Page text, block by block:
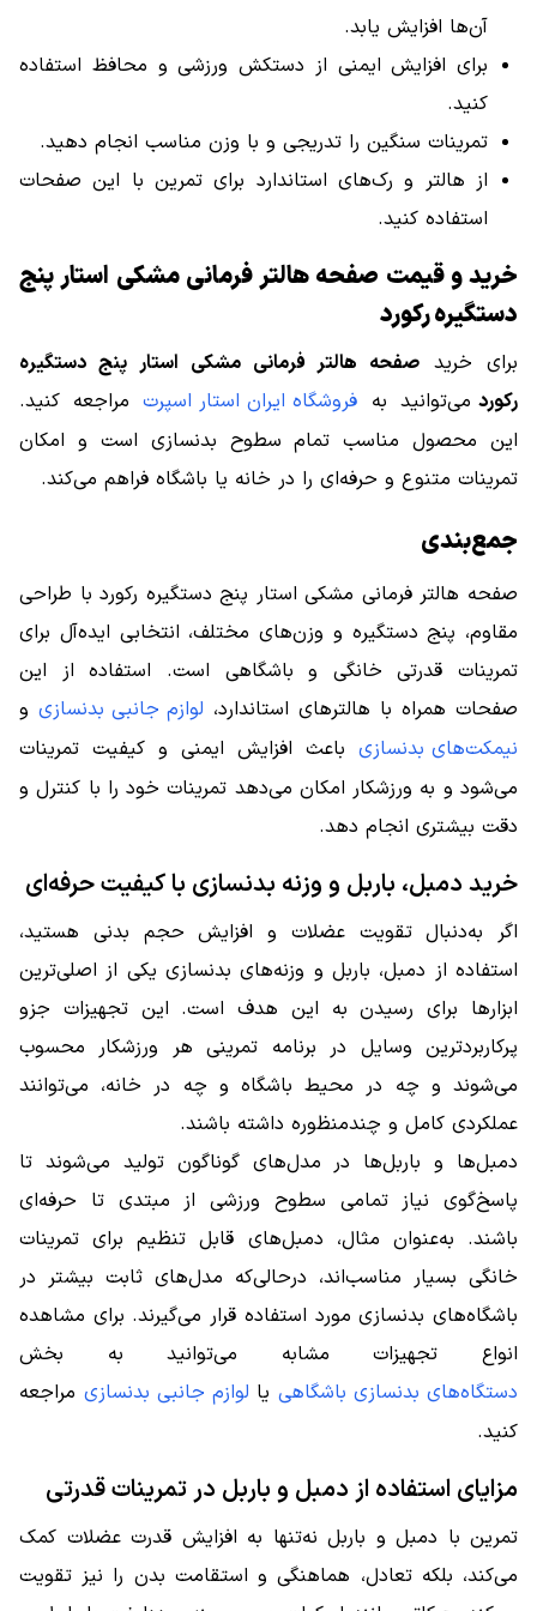
آن‌ها افزایش یابد.
برای افزایش ایمنی از دستکش ورزشی و محافظ استفاده
کنید.
تمرینات سنگین را تدریجی و با وزن مناسب انجام دهید.
از هالتر و رک‌های استاندارد برای تمرین با این صفحات
استفاده کنید.
خرید و قیمت صفحه هالتر فرمانی مشکی استار پنج
دستگیره رکورد
برای خرید صفحه هالتر فرمانی مشکی استار پنج دستگیره
رکورد می‌توانید به فروشگاه ایران استار اسپرتمراجعه کنید.
این محصول مناسب تمام سطوح بدنسازی است و امکان
تمرینات متنوع و حرفه‌ای را در خانه یا باشگاه فراهم می‌کند.
جمع‌بندی
صفحه هالتر فرمانی مشکی استار پنج دستگیره رکورد با طراحی
مقاوم، پنج دستگیره و وزن‌های مختلف، انتخابی ایده‌آل برای
تمرینات قدرتی خانگی و باشگاهی است. استفاده از این
صفحات همراه با هالترهای استاندارد، لوازم جانبی بدنسازیو
نیمکت‌های بدنسازی باعث افزایش ایمنی و کیفیت تمرینات
می‌شود و به ورزشکار امکان می‌دهد تمرینات خود را با کنترل و
دقت بیشتری انجام دهد.
خرید دمبل، باربل و وزنه بدنسازی با کیفیت حرفه‌ای
اگر به‌دنبال تقویت عضلات و افزایش حجم بدنی هستید،
استفاده از دمبل، باربل و وزنه‌های بدنسازی یکی از اصلی‌ترین
ابزارها برای رسیدن به این هدف است. این تجهیزات جزو
پرکاربردترین وسایل در برنامه تمرینی هر ورزشکار محسوب
می‌شوند و چه در محیط باشگاه و چه در خانه، می‌توانند
عملکردی کامل و چندمنظوره داشته باشند.
دمبل‌ها و باربل‌ها در مدل‌های گوناگون تولید می‌شوند تا
پاسخ‌گوی نیاز تمامی سطوح ورزشی از مبتدی تا حرفه‌ای
باشند. به‌عنوان مثال، دمبل‌های قابل تنظیم برای تمرینات
خانگی بسیار مناسب‌اند، درحالی‌که مدل‌های ثابت بیشتر در
باشگاه‌های بدنسازی مورد استفاده قرار می‌گیرند. برای مشاهده
انواع تجهیزات مشابه می‌توانید به بخش
دستگاه‌های بدنسازی باشگاهییا لوازم جانبی بدنسازی مراجعه
کنید.
مزایای استفاده از دمبل و باربل در تمرینات قدرتی
تمرین با دمبل و باربل نه‌تنها به افزایش قدرت عضلات کمک
می‌کند، بلکه تعادل، هماهنگی و استقامت بدن را نیز تقویت